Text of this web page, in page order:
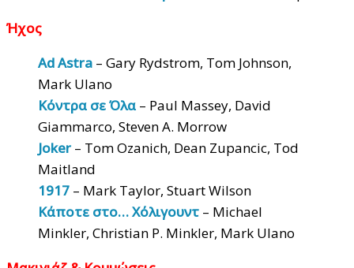
Ήχος
Ad Astra – Gary Rydstrom, Tom Johnson,
Mark Ulano
Κόντρα σε Όλα – Paul Massey, David
Giammarco, Steven A. Morrow
Joker – Tom Ozanich, Dean Zupancic, Tod
Maitland
1917 – Mark Taylor, Stuart Wilson
Κάποτε στο… Χόλιγουντ – Michael
Minkler, Christian P. Minkler, Mark Ulano